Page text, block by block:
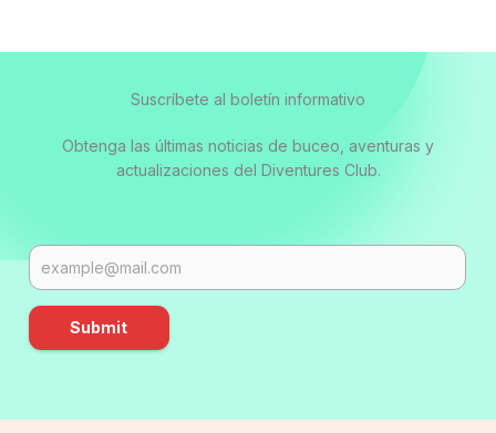
Suscríbete al boletín informativo
Obtenga las últimas noticias de buceo, aventuras y
actualizaciones del Diventures Club.
Submit